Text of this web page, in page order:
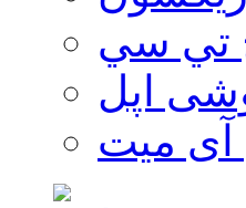
تي سي
اپل
میت